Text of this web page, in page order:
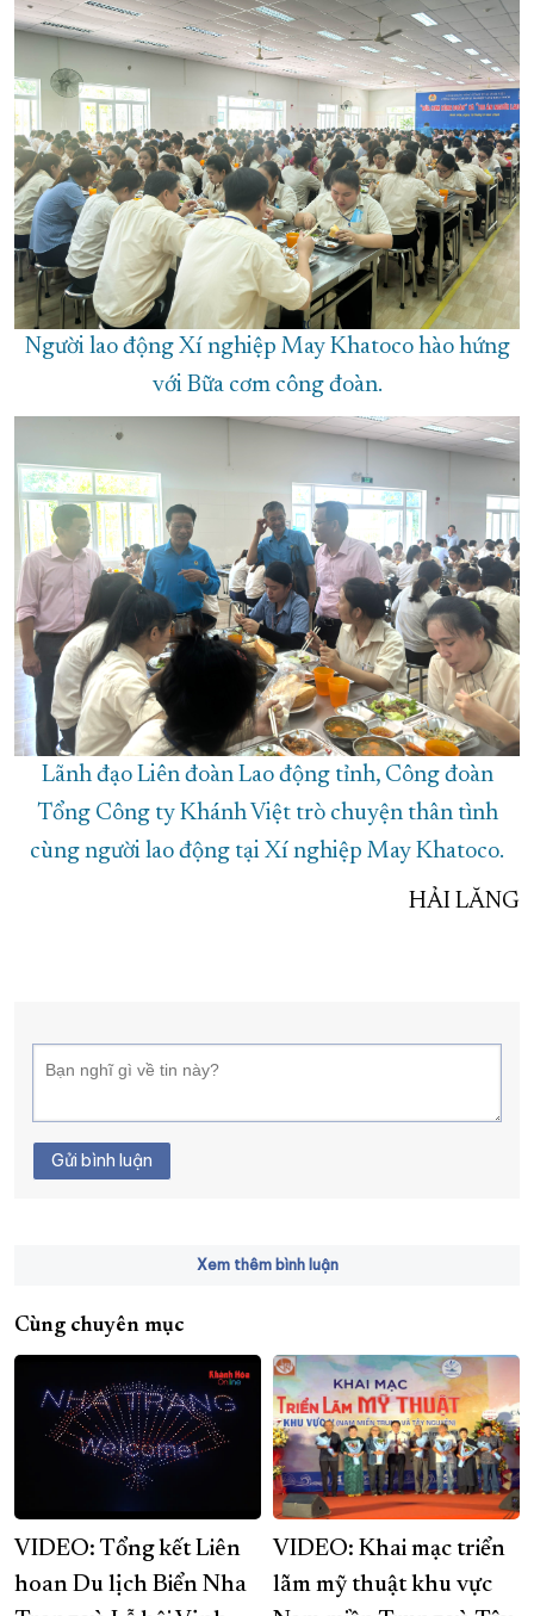
Người lao động Xí nghiệp May Khatoco hào hứng
với Bữa cơm công đoàn.
Lãnh đạo Liên đoàn Lao động tỉnh, Công đoàn
Tổng Công ty Khánh Việt trò chuyện thân tình
cùng người lao động tại Xí nghiệp May Khatoco.
HẢI LĂNG
Gửi bình luận
Xem thêm bình luận
Cùng chuyên mục
VIDEO: Tổng kết Liên
hoan Du lịch Biển Nha
VIDEO: Khai mạc triển
lãm mỹ thuật khu vực